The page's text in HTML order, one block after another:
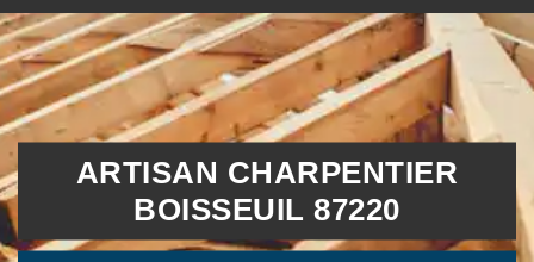
ARTISAN CHARPENTIER
BOISSEUIL 87220